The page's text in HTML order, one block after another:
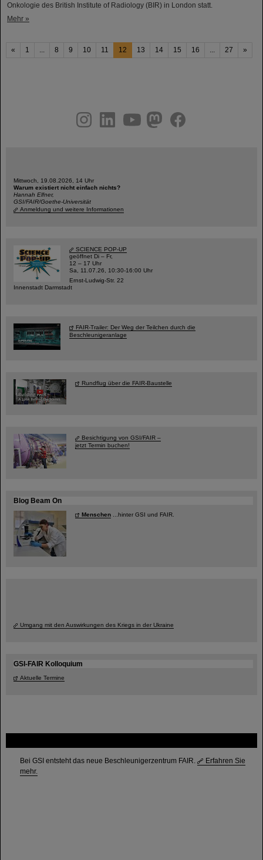
Bei GSI entsteht das neue Beschleunigerzentrum FAIR.
Erfahren Sie
mehr.
Onkologie des British Institute of Radiology (BIR) in London statt.
Mehr »
« 1 ... 8 9 10 11 12 13 14 15 16 ... 27 »
youtubehelmholtz.socialfacebook
Mittwoch, 19.08.2026, 14 Uhr
Warum existiert nicht einfach nichts?
Hannah Elfner,
GSI/FAIR/Goethe-Universität
Anmeldung und weitere Informationen
SCIENCE POP-UP
geöffnet Di – Fr,
12 – 17 Uhr
Sa, 11.07.26, 10:30-16:00 Uhr
Ernst-Ludwig-Str. 22
Innenstadt Darmstadt
FAIR-Trailer: Der Weg der Teilchen durch die
Beschleunigeranlage
Rundflug über die FAIR-Baustelle
Besichtigung von GSI/FAIR –
jetzt Termin buchen!
Blog Beam On
Menschen ...hinter GSI und FAIR.
Umgang mit den Auswirkungen des Kriegs in der Ukraine
GSI-FAIR Kolloquium
Aktuelle Termine